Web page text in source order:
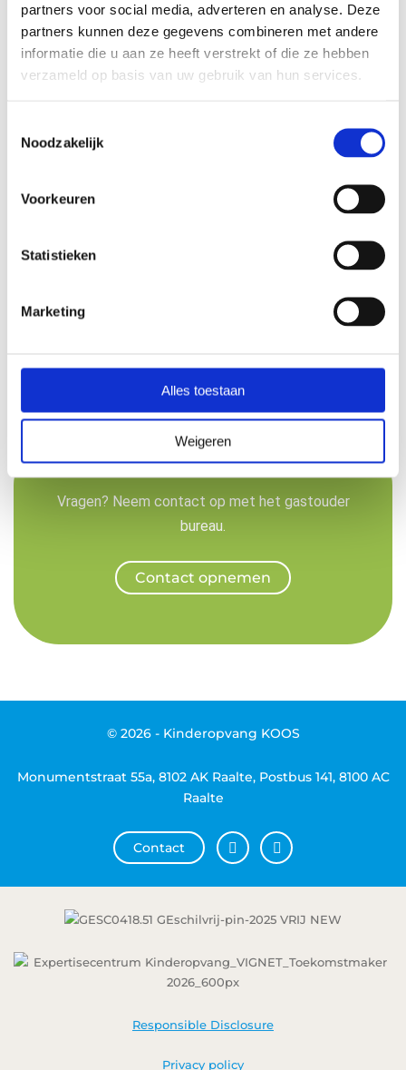
partners voor social media, adverteren en analyse. Deze
partners kunnen deze gegevens combineren met andere
informatie die u aan ze heeft verstrekt of die ze hebben
verzameld op basis van uw gebruik van hun services.
Noodzakelijk
Voorkeuren
Statistieken
Marketing
Alles toestaan
Weigeren
Inspectierapport
Registratie landelijk register en GGD
inspectierapporten
907868216
Vragen? Neem contact op met het gastouder
bureau.
Contact opnemen
© 2026 - Kinderopvang KOOS
Monumentstraat 55a, 8102 AK Raalte, Postbus 141, 8100 AC
Raalte
Contact
Responsible Disclosure
Privacy policy